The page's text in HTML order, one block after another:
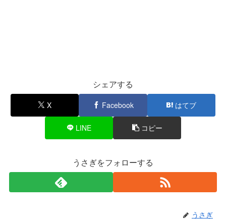
シェアする
X Facebook はてブ
LINE コピー
うさぎをフォローする
うさぎ